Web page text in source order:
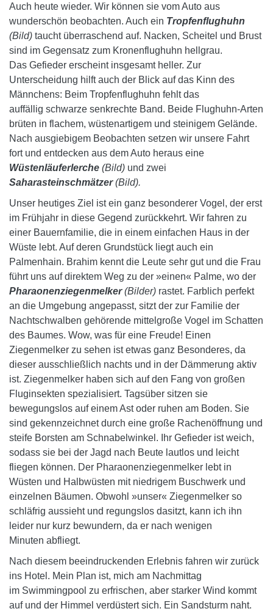
Auch heute wieder. Wir können sie vom Auto aus
wunderschön beobachten. Auch ein Tropfenflughuhn
(Bild) taucht überraschend auf. Nacken, Scheitel und Brust
sind im Gegensatz zum Kronenflughuhn hellgrau.
Das Gefieder erscheint insgesamt heller. Zur
Unterscheidung hilft auch der Blick auf das Kinn des
Männchens: Beim Tropfenflughuhn fehlt das
auffällig schwarze senkrechte Band. Beide Flughuhn-Arten
brüten in flachem, wüstenartigem und steinigem Gelände.
Nach ausgiebigem Beobachten setzen wir unsere Fahrt
fort und entdecken aus dem Auto heraus eine
Wüstenläuferlerche (Bild) und zwei
Saharasteinschmätzer(Bild).
Unser heutiges Ziel ist ein ganz besonderer Vogel, der erst
im Frühjahr in diese Gegend zurückkehrt. Wir fahren zu
einer Bauernfamilie, die in einem einfachen Haus in der
Wüste lebt. Auf deren Grundstück liegt auch ein
Palmenhain. Brahim kennt die Leute sehr gut und die Frau
führt uns auf direktem Weg zu der »einen« Palme, wo der
Pharaonenziegenmelker(Bilder) rastet. Farblich perfekt
an die Umgebung angepasst, sitzt der zur Familie der
Nachtschwalben gehörende mittelgroße Vogel im Schatten
des Baumes. Wow, was für eine Freude! Einen
Ziegenmelker zu sehen ist etwas ganz Besonderes, da
dieser ausschließlich nachts und in der Dämmerung aktiv
ist. Ziegenmelker haben sich auf den Fang von großen
Fluginsekten spezialisiert. Tagsüber sitzen sie
bewegungslos auf einem Ast oder ruhen am Boden. Sie
sind gekennzeichnet durch eine große Rachenöffnung und
steife Borsten am Schnabelwinkel. Ihr Gefieder ist weich,
sodass sie bei der Jagd nach Beute lautlos und leicht
fliegen können. Der Pharaonenziegenmelker lebt in
Wüsten und Halbwüsten mit niedrigem Buschwerk und
einzelnen Bäumen. Obwohl »unser« Ziegenmelker so
schläfrig aussieht und regungslos dasitzt, kann ich ihn
leider nur kurz bewundern, da er nach wenigen
Minuten abfliegt.
Nach diesem beeindruckenden Erlebnis fahren wir zurück
ins Hotel. Mein Plan ist, mich am Nachmittag
im Swimmingpool zu erfrischen, aber starker Wind kommt
auf und der Himmel verdüstert sich. Ein Sandsturm naht.